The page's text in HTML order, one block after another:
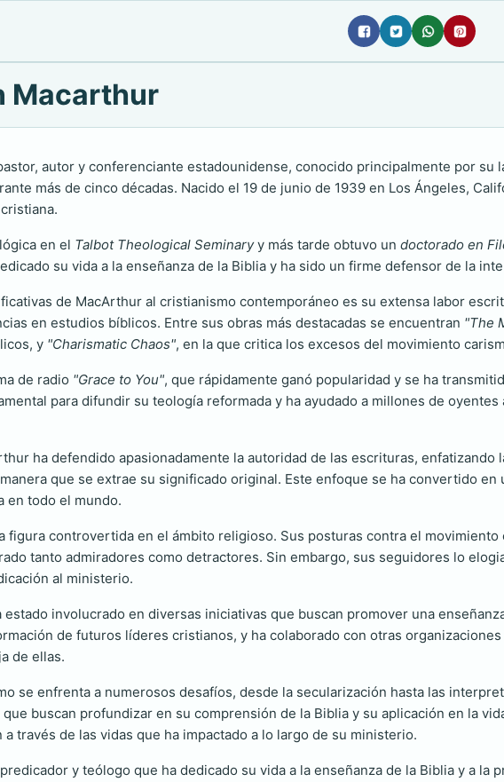
Macarthur
autor y conferenciante estadounidense, conocido principalmente por su
más de cinco décadas. Nacido el 19 de junio de 1939 en Los Ángeles,
en el Talbot Theological Seminaryy más tarde obtuvo un doctorado en
su vida a la enseñanza de la Biblia y ha sido un firme defensor de la
de MacArthur al cristianismo contemporáneo es su extensa labor
en estudios bíblicos. Entre sus obras más destacadas se encuentran "The
y "Charismatic Chaos", en la que critica los excesos del movimiento
de radio "Grace to You", que rápidamente ganó popularidad y se ha
para difundir su teología reformada y ha ayudado a millones de
ha defendido apasionadamente la autoridad de las escrituras,
que se extrae su significado original. Este enfoque se ha convertido
en todo el mundo.
figura controvertida en el ámbito religioso. Sus posturas contra el
tanto admiradores como detractores. Sin embargo, sus seguidores lo
al ministerio.
involucrado en diversas iniciativas que buscan promover una
de futuros líderes cristianos, y ha colaborado con otras
de ellas.
se enfrenta a numerosos desafíos, desde la secularización hasta las
buscan profundizar en su comprensión de la Biblia y su aplicación en la
través de las vidas que ha impactado a lo largo de su ministerio.
y teólogo que ha dedicado su vida a la enseñanza de la Biblia y a la